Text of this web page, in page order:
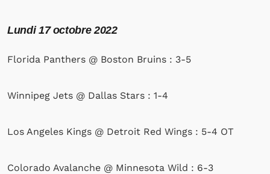
Lundi17 octobre 2022
Florida Panthers @ Boston Bruins : 3-5
Winnipeg Jets @ Dallas Stars : 1-4
Los Angeles Kings @ Detroit Red Wings : 5-4 OT
Colorado Avalanche @ Minnesota Wild : 6-3